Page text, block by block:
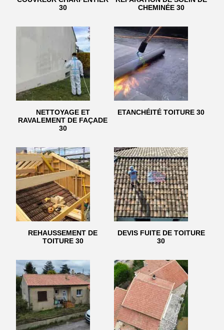
30
CHEMINÉE 30
NETTOYAGE ET
RAVALEMENT DE FAÇADE
30
ETANCHÉITÉ TOITURE 30
REHAUSSEMENT DE
TOITURE 30
DEVIS FUITE DE TOITURE
30